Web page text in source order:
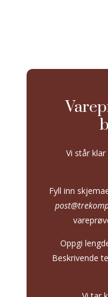
Vi står
Fyll inn
Oppgi
Beskrivende